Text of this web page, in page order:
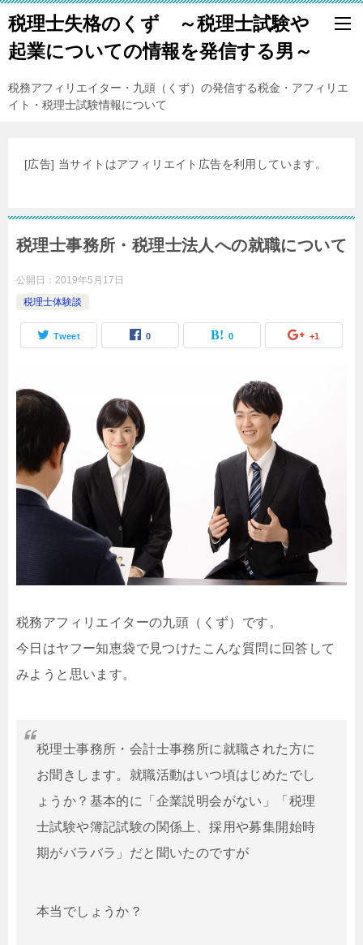
税理士失格のくず ～税理士試験や
起業についての情報を発信する男～
税務アフィリエイター・九頭（くず）の発信する税金・アフィリエ
イト・税理士試験情報について
[広告] 当サイトはアフィリエイト広告を利用しています。
税理士事務所・税理士法人への就職について
公開日： 2019年5月17日
税理士体験談
Tweet 0 0 +1
税務アフィリエイターの九頭（くず）です。
今日はヤフー知恵袋で見つけたこんな質問に回答して
みようと思います。
税理士事務所・会計士事務所に就職された方に
お聞きします。就職活動はいつ頃はじめたでし
ょうか？基本的に「企業説明会がない」「税理
士試験や簿記試験の関係上、採用や募集開始時
期がバラバラ」だと聞いたのですが
本当でしょうか？